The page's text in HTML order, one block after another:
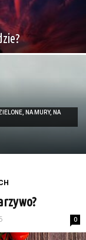
NA MURY, NA
0